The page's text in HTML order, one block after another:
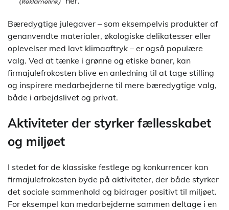
Bæredygtige julegaver – som eksempelvis produkter af
genanvendte materialer, økologiske delikatesser eller
oplevelser med lavt klimaaftryk – er også populære
valg. Ved at tænke i grønne og etiske baner, kan
firmajulefrokosten blive en anledning til at tage stilling
og inspirere medarbejderne til mere bæredygtige valg,
både i arbejdslivet og privat.
Aktiviteter der styrker fællesskabet
og miljøet
I stedet for de klassiske festlege og konkurrencer kan
firmajulefrokosten byde på aktiviteter, der både styrker
det sociale sammenhold og bidrager positivt til miljøet.
For eksempel kan medarbejderne sammen deltage i en